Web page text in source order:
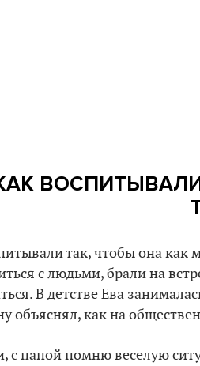
так, чтобы она как
с людьми, брали на
В детстве Ева
объяснял, как на
с папой помню веселую